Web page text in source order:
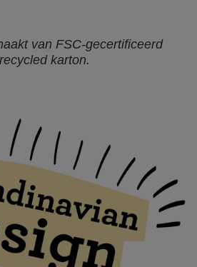
van FSC-gecertificeerd
karton.